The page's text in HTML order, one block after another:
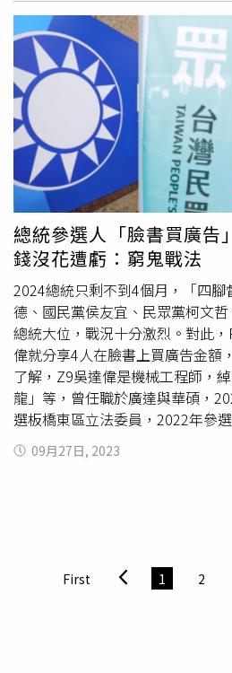
於外界很多人想進殯葬業，覺得收
葬業的入行門檻確實很低，肯吃
不是能吃苦就可以做的，「餐點送
以重說，包裹送錯可以重送，但
行業有一番成就，確實不只能溫
事情若做錯了，「死人沒辦法重來
也一定沒辦法接受。原PO提醒，
做好決心，把別人的爸媽當成自己
場沒賺多少錢，但自己的溫度不
持著服務的熱忱。
總統參選人「臉書買廣
錢沒花遭虧：窮鬼戰法
2024總統只剩不到4個月，「四
德、國民黨侯友宜、民眾黨柯文
總統大位，戰況十分激烈。對此
偉就分享4人在臉書上買廣告金額
了解，Z9吳達偉是機械工程師，
龍」等，曾任職於廣達與華碩，
選板橋東區立法委員，2022年參
區），但均未當選。Z9在臉書專
近90天內在臉書少買廣告的花費
宜，花費76萬台幣；第3名是郭台
意外的是，柯文哲花費為0元，一
09月27日, 2023
First 1 2